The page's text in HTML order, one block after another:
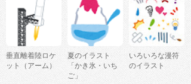
垂直離着陸ロケ
ット（アーム）
夏のイラスト
「かき氷・いち
ご」
いろいろな漫符
のイラスト